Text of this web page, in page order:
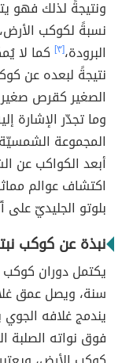
نسبةً لكوكب
البرودة،[٣]
كما لا
نتيجةً لبعده عن
الصغير كقرص صغير
وما تجدّر الإشارة
أبعد الكواكب عن
اكتشاف عوالم
بلوتو الجليديّ
نبذة عن كوكب
يكتمل دوران
سنة، ويصل عمق
يندمج غلافه الجوي
فوق نواته الصلبة